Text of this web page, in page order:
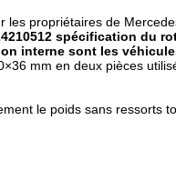
les propriétaires de
spécification du
interne sont les
mm en deux pièces
le poids sans ressorts